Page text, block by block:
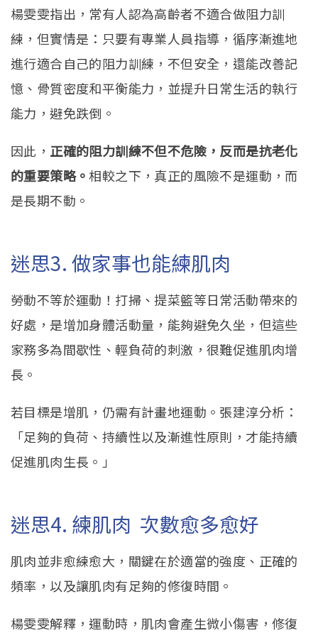
楊雯雯指出，常有人認為高齡者不適合做阻力訓
練，但實情是：只要有專業人員指導，循序漸進地
進行適合自己的阻力訓練，不但安全，還能改善記
憶、骨質密度和平衡能力，並提升日常生活的執行
能力，避免跌倒。
因此， 正確的阻力訓練不但不危險，反而是抗老化
的重要策略。相較之下，真正的風險不是運動，而
是長期不動。
迷思3. 做家事也能練肌肉
勞動不等於運動！打掃、提菜籃等日常活動帶來的
好處，是增加身體活動量，能夠避免久坐，但這些
家務多為間歇性、輕負荷的刺激，很難促進肌肉增
長。
若目標是增肌，仍需有計畫地運動。張建淳分析：
「足夠的負荷、持續性以及漸進性原則，才能持續
促進肌肉生長。」
迷思4. 練肌肉 次數愈多愈好
肌肉並非愈練愈大，關鍵在於適當的強度、正確的
頻率，以及讓肌肉有足夠的修復時間。
楊雯雯解釋，運動時，肌肉會產生微小傷害，修復